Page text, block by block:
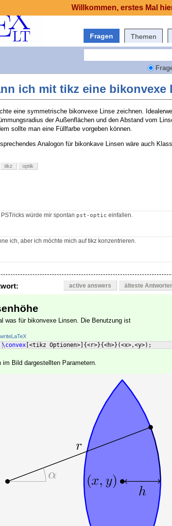
Fragen Themen
ich mit tikz eine bikonvexe
eine symmetrische bikonvexe Linse zeichnen.
der Außenflächen und den Abstand vom
sollte man eine Füllfarbe vorgeben können.
Analogon für bikonkave Linsen wäre auch
tikz optik
PSTricks würde mir spontan pst-optic einfallen.
ich, aber ich möchte mich auf tikz konzentrieren.
active answers älteste
was für bikonvexe Linsen. Die Benutzung ist
\convex <tikz Optionen> {<r>}{<h>} (<x>,<y>) ;
im Bild dargestellten Parametern.
Willkommen, erstes Mal